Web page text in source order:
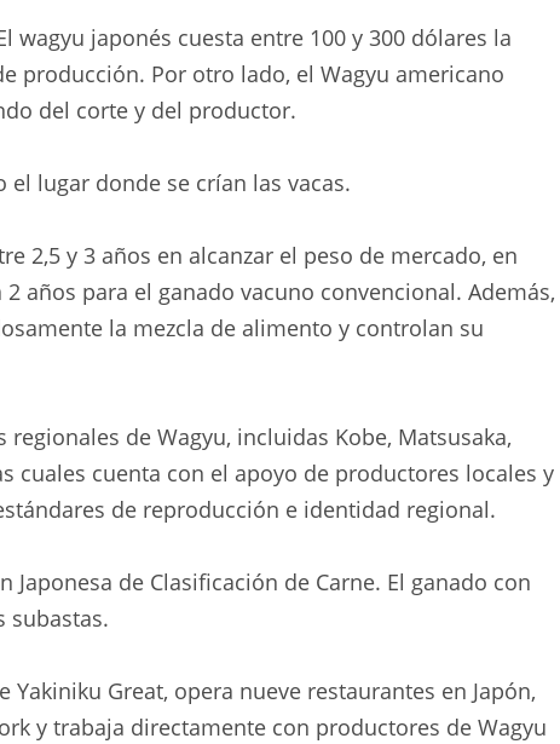
wagyu japonés cuesta entre 100 y 300 dólares la
producción. Por otro lado, el Wagyu americano
del corte y del productor.
el lugar donde se crían las vacas.
2,5 y 3 años en alcanzar el peso de mercado, en
años para el ganado vacuno convencional. Además,
la mezcla de alimento y controlan su
de Wagyu, incluidas Kobe, Matsusaka,
cuales cuenta con el apoyo de productores locales y
de reproducción e identidad regional.
Japonesa de Clasificación de Carne. El ganado con
subastas.
Great, opera nueve restaurantes en Japón,
y trabaja directamente con productores de Wagyu